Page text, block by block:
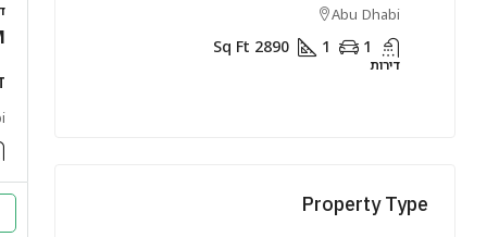
Abu Dhabi
1
1
2890
Sq Ft
דירות
Property Type